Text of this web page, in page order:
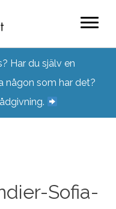
Har du själv en
någon som har det?
Sofia-